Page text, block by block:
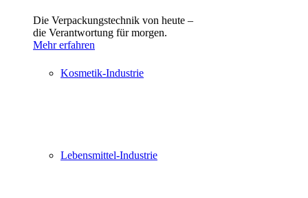
Kosmetik-Industrie
Lebensmittel-Industrie
Die Verpackungstechnik von heute –
die Verantwortung für morgen.
Mehr erfahren